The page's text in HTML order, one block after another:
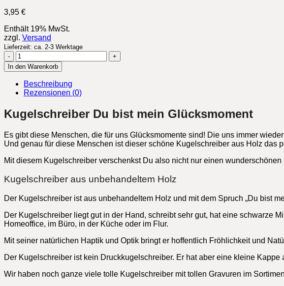
3,95 €
Enthält 19% MwSt.
zzgl. Versand
Lieferzeit: ca. 2-3 Werktage
Kugelschreiber
Du
bist
mein
Glücksmoment
Menge
In den Warenkorb
Beschreibung
Rezensionen (0)
Kugelschreiber Du bist mein Glücksmoment
Es gibt diese Menschen, die für uns Glücksmomente sind! Die uns immer
Und genau für diese Menschen ist dieser schöne Kugelschreiber aus Holz das
Mit diesem Kugelschreiber verschenkst Du also nicht nur einen
Kugelschreiber aus unbehandeltem Holz
Der Kugelschreiber ist aus unbehandeltem Holz und mit dem Spruch „Du bist
Der Kugelschreiber liegt gut in der Hand, schreibt sehr gut, hat eine schwarze
Homeoffice, im Büro, in der Küche oder im Flur.
Mit seiner natürlichen Haptik und Optik bringt er hoffentlich Fröhlichkeit und
Der Kugelschreiber ist kein Druckkugelschreiber. Er hat aber eine kleine Kappe
Wir haben noch ganze viele tolle Kugelschreiber mit tollen Gravuren im